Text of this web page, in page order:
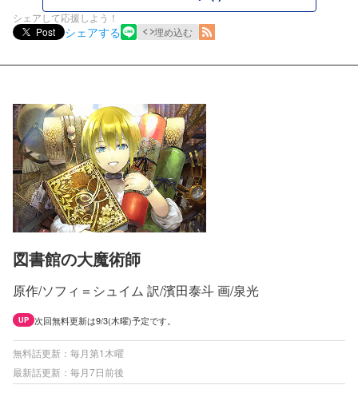
シェアして応援しよう！
Post
シェアする 埋め込む
図書館の大魔術師
原作/ソフィ＝シュイム 訳/濱田泰斗 画/泉光
UP 次回無料更新は9/3(木曜)予定です。
無料話更新：毎月第1木曜
最新話更新：毎月7日前後